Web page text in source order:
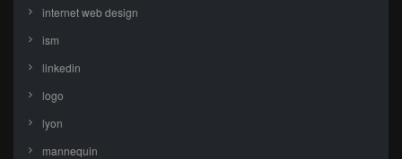
internet web design
ism
linkedin
logo
lyon
mannequin